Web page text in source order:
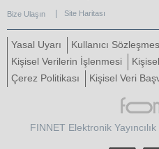
Bize Ulaşın Site Haritası
Yasal Uyarı Kullanıcı
Kişisel Verilerin İşlenmesi
Çerez Politikası
Kişisel Veri
FINNET Elektronik